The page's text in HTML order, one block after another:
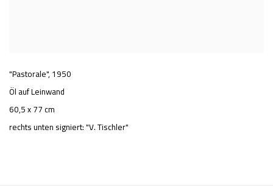
"Pastorale",1950
Öl auf Leinwand
60,5 x 77 cm
rechts unten signiert: "V. Tischler"